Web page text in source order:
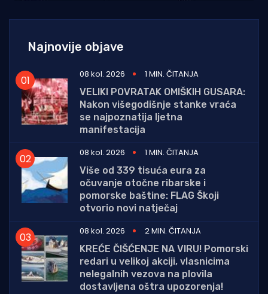
Najnovije objave
08 kol. 2026
1 MIN. ČITANJA
VELIKI POVRATAK OMIŠKIH GUSARA:
Nakon višegodišnje stanke vraća
se najpoznatija ljetna
manifestacija
08 kol. 2026
1 MIN. ČITANJA
Više od 339 tisuća eura za
očuvanje otočne ribarske i
pomorske baštine: FLAG Škoji
otvorio novi natječaj
08 kol. 2026
2 MIN. ČITANJA
KREĆE ČIŠĆENJE NA VIRU! Pomorski
redari u velikoj akciji, vlasnicima
nelegalnih vezova na plovila
dostavljena oštra upozorenja!